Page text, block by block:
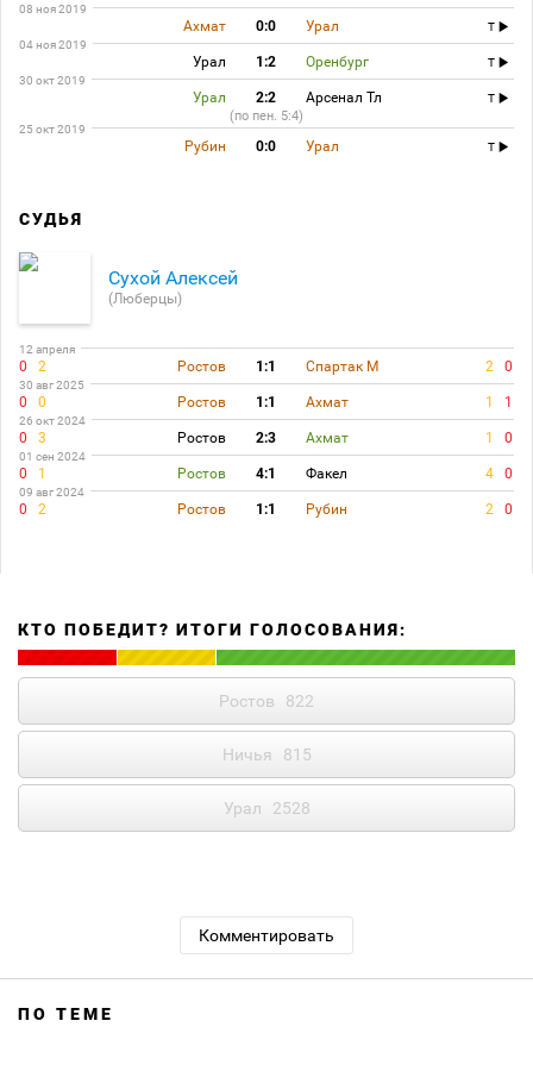
08 ноя 2019
Ахмат 0:0 Урал
T
04 ноя 2019
Урал 1:2 Оренбург
T
30 окт 2019
Урал 2:2 Арсенал Тл T
(по пен. 5:4)
25 окт 2019
Рубин 0:0 Урал T
СУДЬЯ
Сухой Алексей
(Люберцы)
12 апреля
0 2 Ростов 1:1 Спартак М 2 0
30 авг 2025
0 0 Ростов 1:1 Ахмат 1 1
26 окт 2024
0 3 Ростов 2:3 Ахмат 1 0
01 сен 2024
0 1 Ростов 4:1 Факел 4 0
09 авг 2024
0 2 Ростов 1:1 Рубин 2 0
КТО ПОБЕДИТ? ИТОГИ ГОЛОСОВАНИЯ:
Ростов 822
Ничья 815
Урал 2528
Комментировать
ПО ТЕМЕ